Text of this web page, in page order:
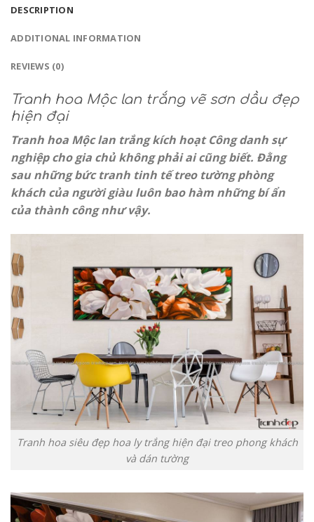
DESCRIPTION
ADDITIONAL INFORMATION
REVIEWS (0)
Tranh hoa Mộc lan trắng vẽ sơn dầu đẹp
hiện đại
Tranh hoa Mộc lan trắngkích hoạt Công danh sự
nghiệp cho gia chủ không phải ai cũng biết. Đằng
sau những bức tranh tinh tế treo tường phòng
khách của người giàu luôn bao hàm những bí ẩn
của thành công như vậy.
Tranh hoa siêu đẹp hoa ly trắng hiện đại treo phong khách
và dán tường